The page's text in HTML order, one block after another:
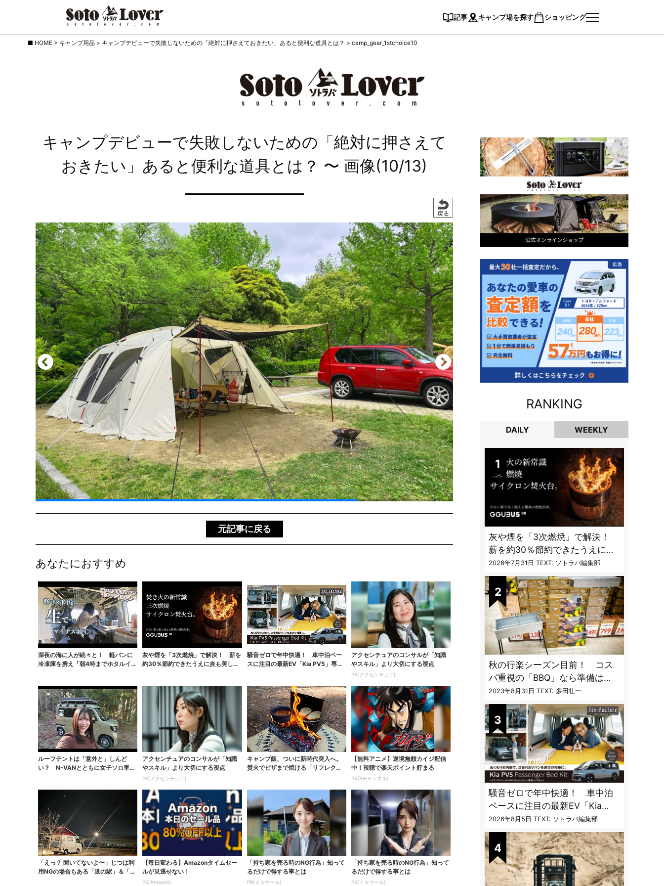
記事 キャンプ場を探す ショッピング
HOME > キャンプ用品 > キャンプデビューで失敗しないための「絶対に押さえておきたい」あると便利な道具とは？ > camp_gear_1stchoice10
キャンプデビューで失敗しないための「絶対に押さえて
おきたい」あると便利な道具とは？ 〜 画像(10/13)
戻る
元記事に戻る
あなたにおすすめ
深夜の海に人が続々と！ 軽バンに
冷凍庫を携え「朝4時までホタルイカ
灰や煙を「3次燃焼」で解決！ 薪を
約30％節約できたうえに炎も美しく
騒音ゼロで年中快適！ 車中泊ベー
スに注目の最新EV「Kia PV5」専用
アクセンチュアのコンサルが「知識
やスキル」より大切にする視点
PR(アクセンチュア)
ルーフテントは「意外と」しんど
い？ N-VANとともに女子ソロ車中
アクセンチュアのコンサルが「知識
やスキル」より大切にする視点
PR(アクセンチュア)
キャンプ飯、ついに新時代突入へ。
焚火でピザまで焼ける「リフレクタ
【無料アニメ】逆境無頼カイジ配信
中！視聴で楽天ポイント貯まる
PR(Rチャンネル)
「えっ？ 聞いてないよ〜」じつは利
用NGの場合もある「道の駅」＆「キ
【毎日変わる】Amazonタイムセー
ルが見逃せない！
PR(Amazon)
「持ち家を売る時のNG行為」知って
るだけで得する事とは
PR(イエウール)
「持ち家を売る時のNG行為」知って
るだけで得する事とは
PR(イエウール)
RANKING
DAILY WEEKLY
DAILY
灰や煙を「3次燃焼」で解決！
薪を約30％節約できたうえに炎
も美しくなった焚火台
2026年7月31日 TEXT: ソトラバ編集部
秋の行楽シーズン目前！ コス
パ重視の「BBQ」なら準備は
「トライアル」一択だった
2023年8月31日 TEXT: 多田壮一
騒音ゼロで年中快適！ 車中泊
ベースに注目の最新EV「Kia
PV5」専用ベッドキット登場
2026年8月5日 TEXT: ソトラバ編集部